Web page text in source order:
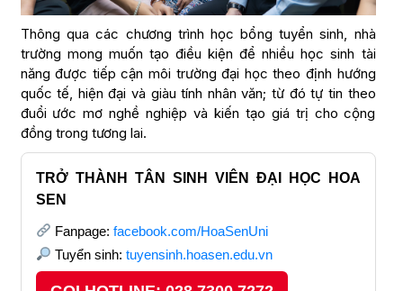
Thông qua các chương trình học bổng tuyển sinh, nhà
trường mong muốn tạo điều kiện để nhiều học sinh tài
năng được tiếp cận môi trường đại học theo định hướng
quốc tế, hiện đại và giàu tính nhân văn; từ đó tự tin theo
đuổi ước mơ nghề nghiệp và kiến tạo giá trị cho cộng
đồng trong tương lai.
TRỞ THÀNH TÂN SINH VIÊN ĐẠI HỌC HOA
SEN
Fanpage: facebook.com/HoaSenUni
Tuyển sinh: tuyensinh.hoasen.edu.vn